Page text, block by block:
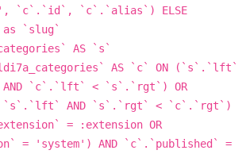
, `c`.`id`, `c`.`alias`) ELSE
as
AS
AS `c` ON
AND `c`.`lft` < `s`.`rgt`) OR
`s`.`lft` AND `s`.`rgt` <
= :extension OR
= 'system' ) AND `c`.`published` =